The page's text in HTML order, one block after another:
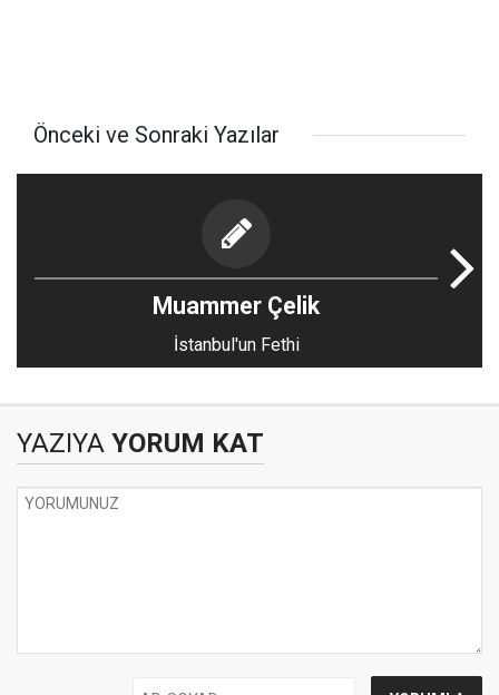
Önceki ve Sonraki Yazılar
Muammer Çelik
İstanbul'un Fethi
YAZIYA YORUM KAT